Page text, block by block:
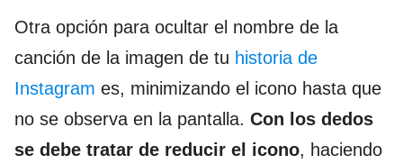
Otra opción para ocultar el nombre de la
canción de la imagen de tu historia de
Instagram es, minimizando el icono hasta que
no se observa en la pantalla. Con los dedos
se debe tratar de reducir el icono, haciendo